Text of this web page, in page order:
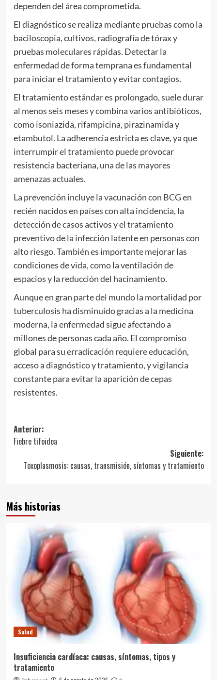
dependen del área comprometida.
El diagnóstico se realiza mediante pruebas como la
baciloscopia, cultivos, radiografía de tórax y
pruebas moleculares rápidas. Detectar la
enfermedad de forma temprana es fundamental
para iniciar el tratamiento y evitar contagios.
El tratamiento estándar es prolongado, suele durar
al menos seis meses y combina varios antibióticos,
como isoniazida, rifampicina, pirazinamida y
etambutol. La adherencia estricta es clave, ya que
interrumpir el tratamiento puede provocar
resistencia bacteriana, una de las mayores
amenazas actuales.
La prevención incluye la vacunación con BCG en
recién nacidos en países con alta incidencia, la
detección de casos activos y el tratamiento
preventivo de la infección latente en personas con
alto riesgo. También es importante mejorar las
condiciones de vida, como la ventilación de
espacios y la reducción del hacinamiento.
Aunque en gran parte del mundo la mortalidad por
tuberculosis ha disminuido gracias a la medicina
moderna, la enfermedad sigue afectando a
millones de personas cada año. El compromiso
global para su erradicación requiere educación,
acceso a diagnóstico y tratamiento, y vigilancia
constante para evitar la aparición de cepas
resistentes.
Navegación
de
entradas
Anterior:
Fiebre tifoidea
Siguiente:
Toxoplasmosis: causas, transmisión, síntomas y tratamiento
Más historias
Salud
Insuficiencia cardíaca: causas, síntomas, tipos y
tratamiento